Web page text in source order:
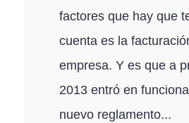
factores que hay que
cuenta es la
empresa. Y es que a
2013 entró en
nuevo reglamento...